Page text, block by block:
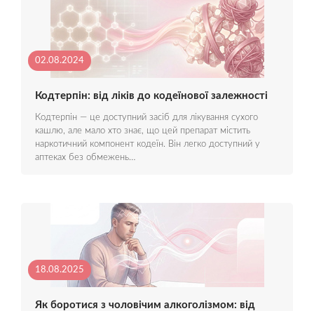
02.08.2024
Кодтерпін: від ліків до кодеїнової залежності
Кодтерпін — це доступний засіб для лікування сухого
кашлю, але мало хто знає, що цей препарат містить
наркотичний компонент кодеїн. Він легко доступний у
аптеках без обмежень…
18.08.2025
Як боротися з чоловічим алкоголізмом: від